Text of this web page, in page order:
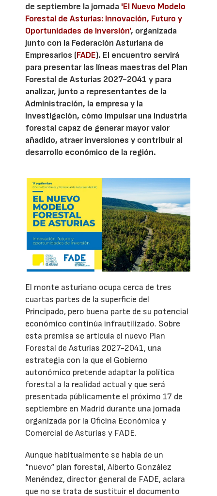
de septiembre la jornada 'El Nuevo Modelo
Forestal de Asturias: Innovación, Futuro y
Oportunidades de Inversión', organizada
junto con la Federación Asturiana de
Empresarios (FADE). El encuentro servirá
para presentar las líneas maestras del Plan
Forestal de Asturias 2027-2041 y para
analizar, junto a representantes de la
Administración, la empresa y la
investigación, cómo impulsar una industria
forestal capaz de generar mayor valor
añadido, atraer inversiones y contribuir al
desarrollo económico de la región.
El monte asturiano ocupa cerca de tres
cuartas partes de la superficie del
Principado, pero buena parte de su potencial
económico continúa infrautilizado. Sobre
esta premisa se articula el nuevo Plan
Forestal de Asturias 2027-2041, una
estrategia con la que el Gobierno
autonómico pretende adaptar la política
forestal a la realidad actual y que será
presentada públicamente el próximo 17 de
septiembre en Madrid durante una jornada
organizada por la Oficina Económica y
Comercial de Asturias y FADE.
Aunque habitualmente se habla de un
“nuevo“ plan forestal, Alberto González
Menéndez, director general de FADE, aclara
que no se trata de sustituir el documento